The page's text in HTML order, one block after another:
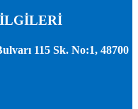
115 Sk. No:1, 48700